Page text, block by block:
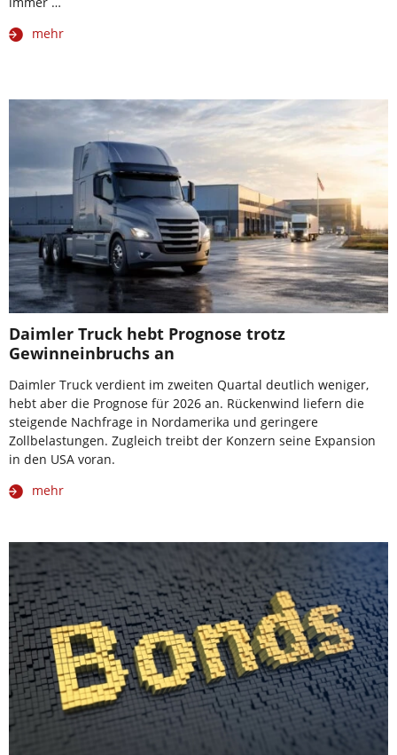
mehr
Daimler Truck hebt Prognose trotz
Gewinneinbruchs an
Daimler Truck verdient im zweiten Quartal deutlich weniger,
hebt aber die Prognose für 2026 an. Rückenwind liefern die
steigende Nachfrage in Nordamerika und geringere
Zollbelastungen. Zugleich treibt der Konzern seine Expansion
in den USA voran.
mehr